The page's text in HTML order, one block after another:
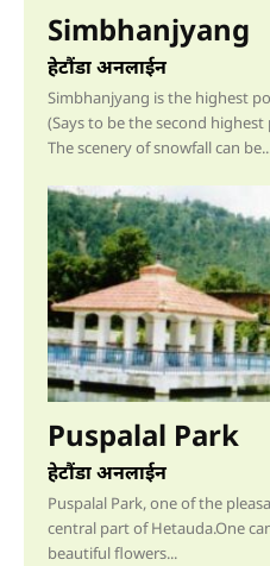
Simbhanjyang
हेटौंडा अनलाईन
Simbhanjyang is the highest
(Says to be the second
The scenery of snowfall can
Puspalal Park
हेटौंडा अनलाईन
Puspalal Park, one of the
central part of Hetauda.One
beautiful flowers...